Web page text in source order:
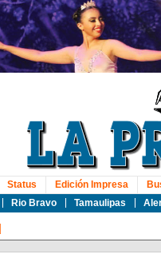
Rio Bravo Tamaulipas
Status Edición Impresa